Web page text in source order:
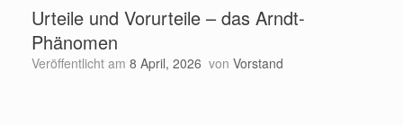
Urteile und Vorurteile – das Arndt-
Phänomen
Veröffentlicht am 8 April, 2026 von Vorstand